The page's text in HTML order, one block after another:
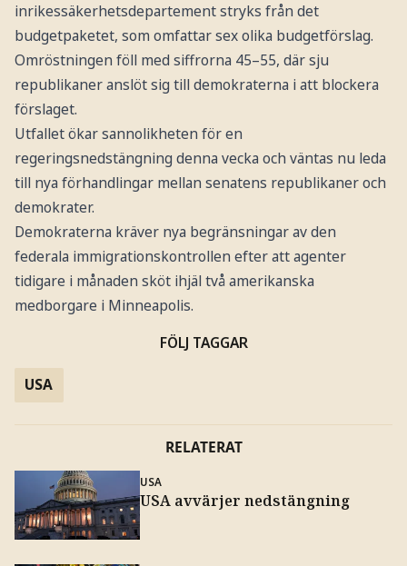
inrikessäkerhetsdepartement stryks från det
budgetpaketet, som omfattar sex olika budgetförslag.
Omröstningen föll med siffrorna 45–55, där sju
republikaner anslöt sig till demokraterna i att blockera
förslaget.
Utfallet ökar sannolikheten för en
regeringsnedstängning denna vecka och väntas nu leda
till nya förhandlingar mellan senatens republikaner och
demokrater.
Demokraterna kräver nya begränsningar av den
federala immigrationskontrollen efter att agenter
tidigare i månaden sköt ihjäl två amerikanska
medborgare i Minneapolis.
FÖLJ TAGGAR
USA
RELATERAT
USA
USA avvärjer nedstängning